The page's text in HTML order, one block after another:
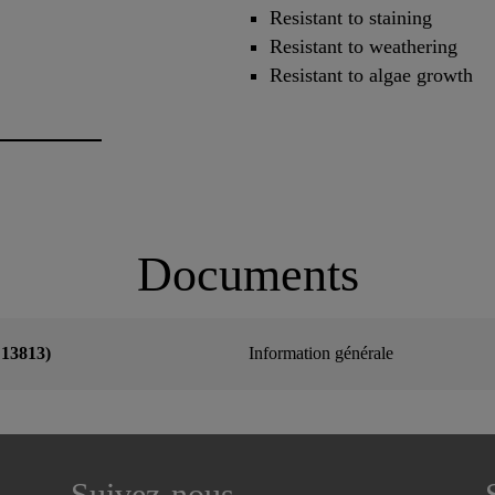
Resistant to staining
Resistant to weathering
Resistant to algae growth
Documents
Information générale